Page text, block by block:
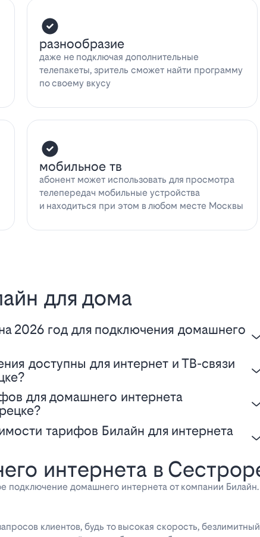
разнообразие
даже не подключая дополнительные
телепакеты, зритель сможет найти программу
по своему вкусу
мобильное тв
абонент может использовать для просмотра
телепередач мобильные устройства
и находиться при этом в любом месте Москвы
для дома
интернета в
подключение домашнего интернета от компании
клиентов, будь то высокая скорость,